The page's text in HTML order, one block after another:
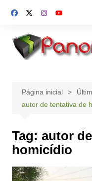
para
conteúdo
Página inicial
autor de tentativa de
Tag: autor
homicídio